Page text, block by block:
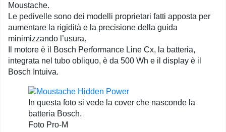
Moustache.
Le pedivelle sono dei modelli proprietari fatti apposta per
aumentare la rigidità e la precisione della guida
minimizzando l’usura.
Il motore è il Bosch Performance Line Cx, la batteria,
integrata nel tubo obliquo, è da 500 Wh e il display è il
Bosch Intuiva.
In questa foto si vede la cover che nasconde la
batteria Bosch.
Foto Pro-M